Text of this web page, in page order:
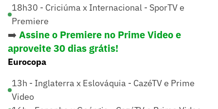
18h30 - Criciúma x Internacional - SporTV e
Premiere
➡️ Assine o Premiere no Prime Video e
aproveite 30 dias grátis!
Eurocopa
13h - Inglaterra x Eslováquia - CazéTV e Prime
Video